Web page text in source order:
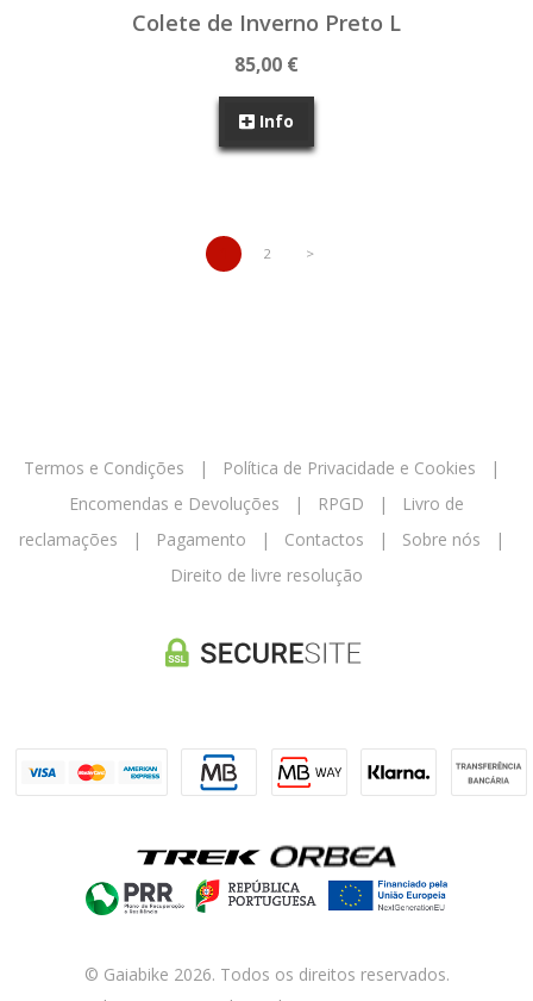
Colete de Inverno Preto L
85,00 €
Info
2 >
Termos e Condições | Política de Privacidade e Cookies |
Encomendas e Devoluções | RPGD |
Livro de
reclamações | Pagamento | Contactos | Sobre nós |
Direito de livre resolução
© Gaiabike 2026. Todos os direitos reservados.